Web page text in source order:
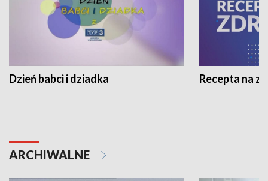
Dzień babci i dziadka Recepta na
ARCHIWALNE